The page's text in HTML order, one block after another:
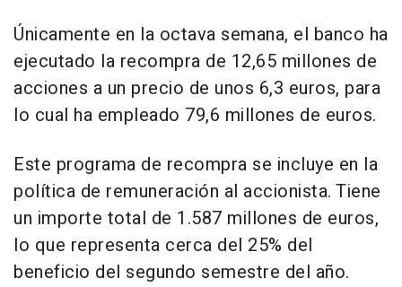
Únicamente en la octava semana, el banco ha
ejecutado la recompra de 12,65 millones de
acciones a un precio de unos 6,3 euros, para
lo cual ha empleado 79,6 millones de euros.
Este programa de recompra se incluye en la
política de remuneración al accionista. Tiene
un importe total de 1.587 millones de euros,
lo que representa cerca del 25% del
beneficio del segundo semestre del año.